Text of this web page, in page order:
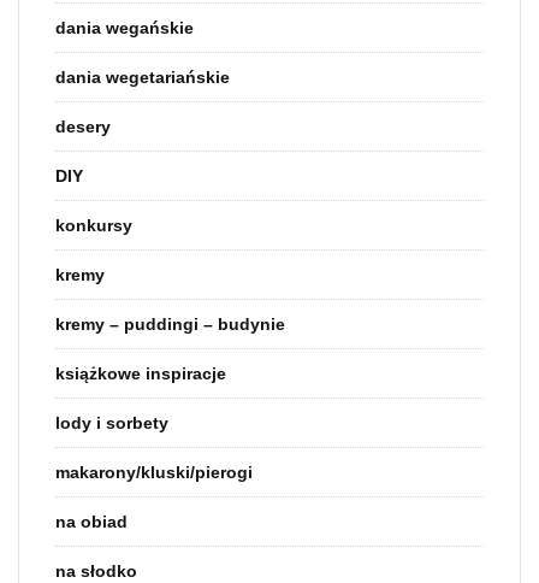
dania wegańskie
dania wegetariańskie
desery
DIY
konkursy
kremy
kremy – puddingi – budynie
książkowe inspiracje
lody i sorbety
makarony/kluski/pierogi
na obiad
na słodko